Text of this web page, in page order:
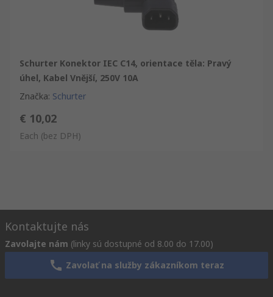
Schurter Konektor IEC C14, orientace těla: Pravý
úhel, Kabel Vnější, 250V 10A
Značka: Schurter
€ 10,02
Each (bez DPH)
Kontaktujte nás
Zavolajte nám (linky sú dostupné od 8.00 do 17.00)
Zavolať na služby zákazníkom teraz